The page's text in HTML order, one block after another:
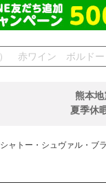
熊本
夏季休
シャトー・シュヴァル・ブ